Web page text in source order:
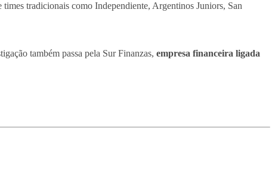
tradicionais como Independiente, Argentinos Juniors, San
também passa pela Sur Finanzas, empresa financeira ligada